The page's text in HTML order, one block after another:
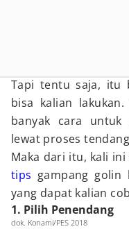
Tapi tentu saja, itu
bisa kalian
banyak cara untuk
lewat proses
Maka dari itu, kali
tips gampang golin
yang dapat kalian
1. Pilih Penendang
dok. Konami/PES 2018